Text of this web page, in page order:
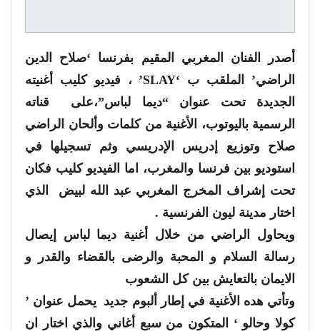
أصدر الفنان المغربي المقيم بفرنسا ‘صلاح الدين
الراضي’ الملقب ب ‘SLAY’ ، فيديو كليب أغنيته
الجديدة تحت عنوان “ديما لباس”،على قناته
الرسمية باليوتوب، الأغنية من كلمات وألحان الراضي
صلاح وتوزيع إدريس الإدريسي وثم تسجيلها في
استوديو بين فرنسا والمغرب، اما الفيديو كليب فكان
تحت إشراف المخرج المغربي عبد الله لبيض الذي
اختار مدينة ليون الفرنسية .
ويحاول الراضي من خلال أغنية ديما لباس إيصال
رسالة السلام و المحبة والرضى بالقضاء والقدر و
الايمان بالتعايش بين كل الشعوب
وتأتي هده الأغنية في إطار ألبوم جديد يحمل عنوان ’
كولا وحالو ‘ المتكون من سبع أغاني والذي اختار ان